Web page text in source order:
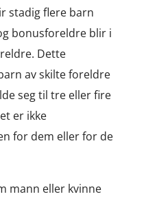
stadig flere barn
bonusforeldre blir i
Dette
av skilte foreldre
seg til tre eller fire
er ikke
for dem eller for de
mann eller kvinne